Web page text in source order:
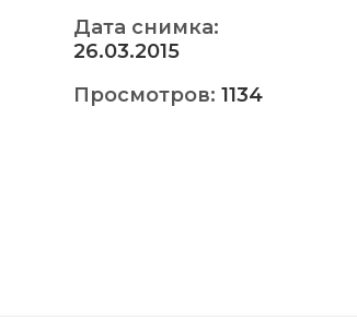
Дата снимка:
26.03.2015
Просмотров: 1134